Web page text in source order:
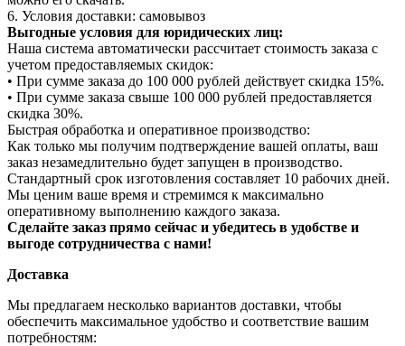
6. Условия доставки: самовывоз
Выгодные условия для юридических лиц:
Наша система автоматически рассчитает стоимость заказа с
учетом предоставляемых скидок:
• При сумме заказа до 100 000 рублей действует скидка 15%.
• При сумме заказа свыше 100 000 рублей предоставляется
скидка 30%.
Быстрая обработка и оперативное производство:
Как только мы получим подтверждение вашей оплаты, ваш
заказ незамедлительно будет запущен в производство.
Стандартный срок изготовления составляет 10 рабочих дней.
Мы ценим ваше время и стремимся к максимально
оперативному выполнению каждого заказа.
Сделайте заказ прямо сейчас и убедитесь в удобстве и
выгоде сотрудничества с нами!
Доставка
Мы предлагаем несколько вариантов доставки, чтобы
обеспечить максимальное удобство и соответствие вашим
потребностям: